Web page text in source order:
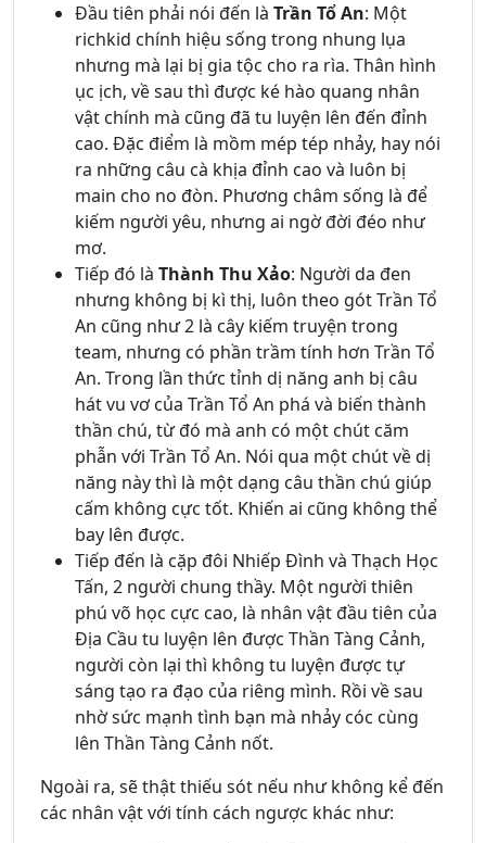
Đầu tiên phải nói đến là Trần Tổ An: Một
richkid chính hiệu sống trong nhung lụa
nhưng mà lại bị gia tộc cho ra rìa. Thân hình
ục ịch, về sau thì được ké hào quang nhân
vật chính mà cũng đã tu luyện lên đến đỉnh
cao. Đặc điểm là mồm mép tép nhảy, hay nói
ra những câu cà khịa đỉnh cao và luôn bị
main cho no đòn. Phương châm sống là để
kiếm người yêu, nhưng ai ngờ đời đéo như
mơ.
Tiếp đó là Thành Thu Xảo: Người da đen
nhưng không bị kì thị, luôn theo gót Trần Tổ
An cũng như 2 là cây kiếm truyện trong
team, nhưng có phần trầm tính hơn Trần Tổ
An. Trong lần thức tỉnh dị năng anh bị câu
hát vu vơ của Trần Tổ An phá và biến thành
thần chú, từ đó mà anh có một chút căm
phẫn với Trần Tổ An. Nói qua một chút về dị
năng này thì là một dạng câu thần chú giúp
cấm không cực tốt. Khiến ai cũng không thể
bay lên được.
Tiếp đến là cặp đôi Nhiếp Đình và Thạch Học
Tấn, 2 người chung thầy. Một người thiên
phú võ học cực cao, là nhân vật đầu tiên của
Địa Cầu tu luyện lên được Thần Tàng Cảnh,
người còn lại thì không tu luyện được tự
sáng tạo ra đạo của riêng mình. Rồi về sau
nhờ sức mạnh tình bạn mà nhảy cóc cùng
lên Thần Tàng Cảnh nốt.
Ngoài ra, sẽ thật thiếu sót nếu như không kể đến
các nhân vật với tính cách ngược khác như: